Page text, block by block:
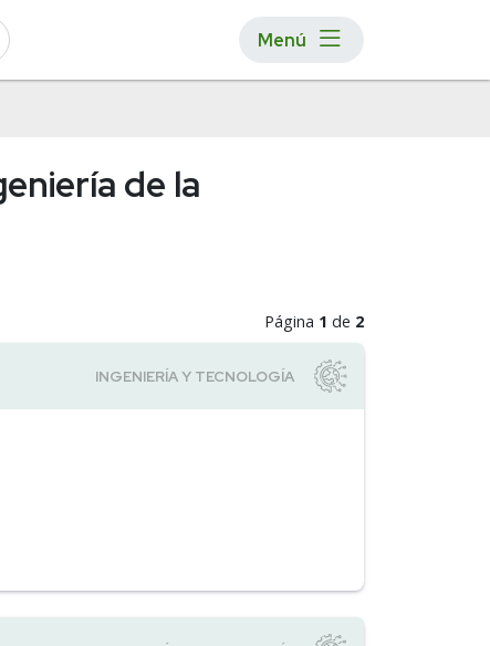
Menú
de la
Página 1 de 2